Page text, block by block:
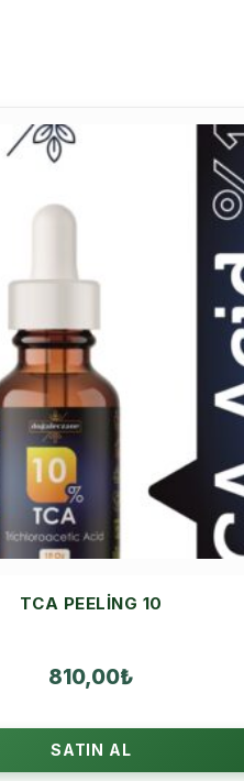
TCA PEELING 10
810,00₺
SATIN AL